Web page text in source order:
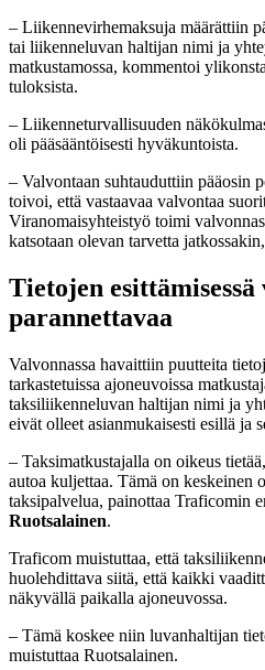
– Liikennevirhemaksuja määrättiin
tai liikenneluvan haltijan nimi ja
matkustamossa, kommentoi
tuloksista.
– Liikenneturvallisuuden
oli pääsääntöisesti hyväkuntoista.
– Valvontaan suhtauduttiin pääosin
toivoi, että vastaavaa valvontaa
Viranomaisyhteistyö toimi
katsotaan olevan tarvetta
Tietojen esittämisessä
parannettavaa
Valvonnassa havaittiin puutteita
tarkastetuissa ajoneuvoissa
taksiliikenneluvan haltijan nimi ja
eivät olleet asianmukaisesti esillä ja
– Taksimatkustajalla on oikeus
autoa kuljettaa. Tämä on keskeinen
taksipalvelua, painottaa Traficomin
Ruotsalainen.
Traficom muistuttaa, että
huolehdittava siitä, että kaikki
näkyvällä paikalla ajoneuvossa.
– Tämä koskee niin luvanhaltijan
muistuttaa Ruotsalainen.